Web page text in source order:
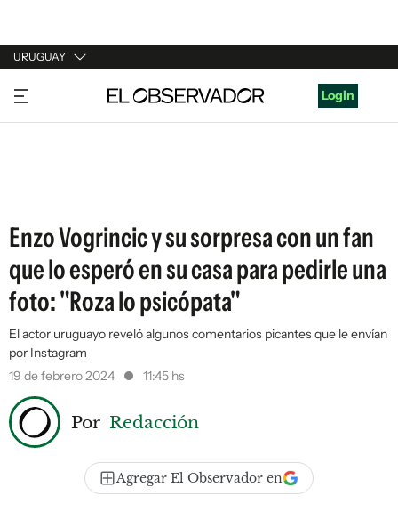
URUGUAY
URUGUAY
ARGENTINA
Login
Enzo Vogrincic y su sorpresa con un fan
que lo esperó en su casa para pedirle una
foto: "Roza lo psicópata"
El actor uruguayo reveló algunos comentarios picantes que le envían
por Instagram
19 de febrero 2024
11:45 hs
Por Redacción
Agregar El Observador en